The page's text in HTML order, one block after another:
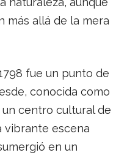
más allá de la mera
fue un punto de
conocida como
un centro cultural de
vibrante escena
en un